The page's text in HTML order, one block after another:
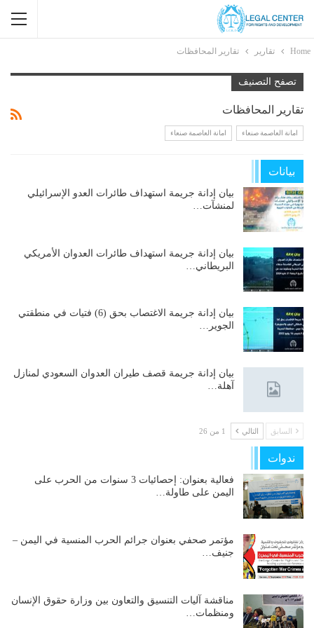
Home تقارير تقارير المحافظات
تصفح التصنيف
تقارير المحافظات
امانة العاصمة صنعاء امانة العاصمة صنعاء
بيانات
بيان إدانة جريمة استهداف طائرات العدو الإسرائيلي
لمنشآت…
بيان إدانة جريمة استهداف طائرات العدوان الأمريكي
البريطاني…
بيان إدانة جريمة الاغتصاب بحق (6) فتيات في منطقتي
الجوير…
بيان إدانة جريمة قصف طيران العدوان السعودي لمنازل
آهلة…
السابق التالي 1 من 26
ندوات
فعالية بعنوان: إحصائيات 3 سنوات من الحرب على
اليمن على طاولة…
مؤتمر صحفي بعنوان جرائم الحرب المنسية في اليمن –
جنيف…
مناقشة آليات التنسيق والتعاون بين وزارة حقوق الإنسان
ومنظمات…